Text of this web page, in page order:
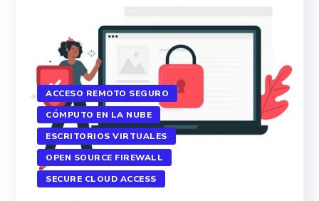
ACCESO REMOTO SEGURO
CÓMPUTO EN LA NUBE
ESCRITORIOS VIRTUALES
OPEN SOURCE FIREWALL
SECURE CLOUD ACCESS